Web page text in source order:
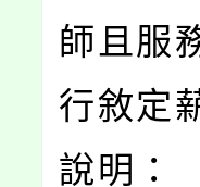
師且服
行敘定
說明